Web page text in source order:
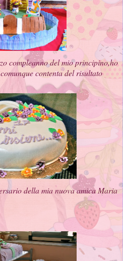
compleanno del mio principino,ho
contenta del risultato
della mia nuova amica Maria